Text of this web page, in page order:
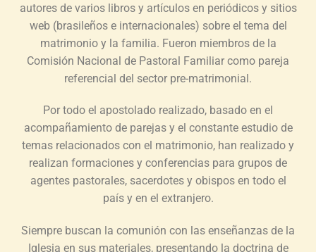
autores de varios libros y artículos en periódicos y sitios
web (brasileños e internacionales) sobre el tema del
matrimonio y la familia. Fueron miembros de la
Comisión Nacional de Pastoral Familiar como pareja
referencial del sector pre-matrimonial.
Por todo el apostolado realizado, basado en el
acompañamiento de parejas y el constante estudio de
temas relacionados con el matrimonio, han realizado y
realizan formaciones y conferencias para grupos de
agentes pastorales, sacerdotes y obispos en todo el
país y en el extranjero.
Siempre buscan la comunión con las enseñanzas de la
Iglesia en sus materiales, presentando la doctrina de